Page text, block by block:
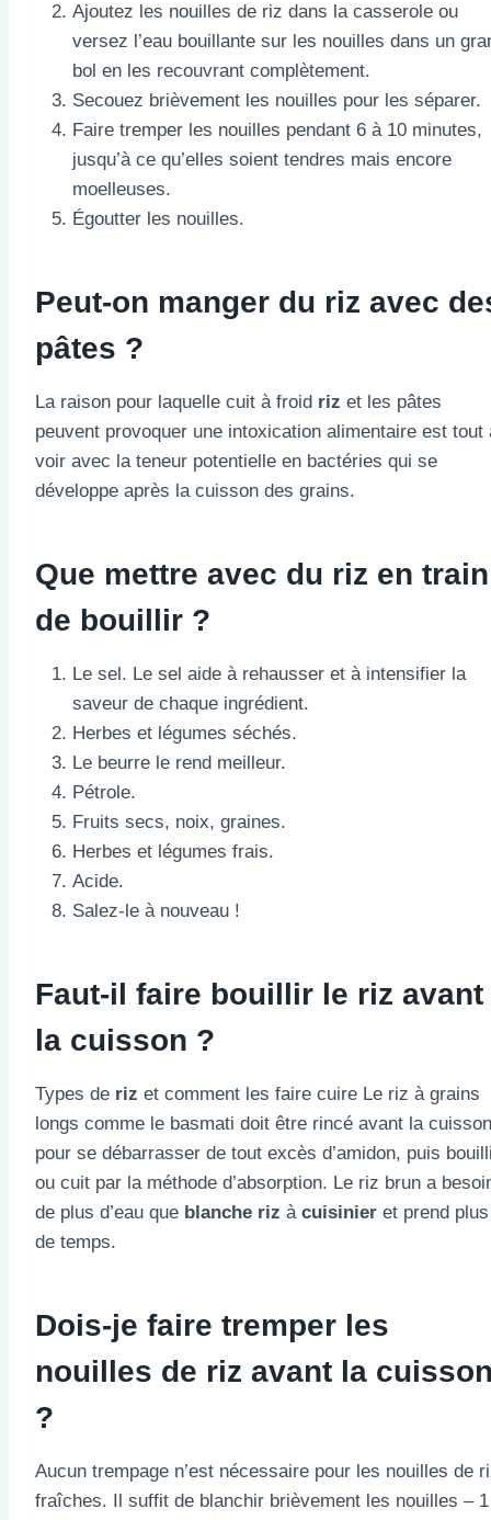
Ajoutez les nouilles de riz dans la casserole ou
versez l’eau bouillante sur les nouilles dans un
bol en les recouvrant complètement.
Secouez brièvement les nouilles pour les séparer.
Faire tremper les nouilles pendant 6 à 10 minutes,
jusqu’à ce qu’elles soient tendres mais encore
moelleuses.
Égoutter les nouilles.
Peut-on manger du riz avec
pâtes ?
La raison pour laquelle cuit à froid riz et les pâtes
peuvent provoquer une intoxication alimentaire est tout
voir avec la teneur potentielle en bactéries qui se
développe après la cuisson des grains.
Que mettre avec du riz en train
de bouillir ?
Le sel. Le sel aide à rehausser et à intensifier la
saveur de chaque ingrédient.
Herbes et légumes séchés.
Le beurre le rend meilleur.
Pétrole.
Fruits secs, noix, graines.
Herbes et légumes frais.
Acide.
Salez-le à nouveau !
Faut-il faire bouillir le riz avant
la cuisson ?
Types de riz et comment les faire cuire Le riz à grains
longs comme le basmati doit être rincé avant la cuisson
pour se débarrasser de tout excès d’amidon, puis
ou cuit par la méthode d’absorption. Le riz brun a
de plus d’eau que blanche riz à cuisinier et prend plus
de temps.
Dois-je faire tremper les
nouilles de riz avant la
?
Aucun trempage n’est nécessaire pour les nouilles de
fraîches. Il suffit de blanchir brièvement les nouilles –